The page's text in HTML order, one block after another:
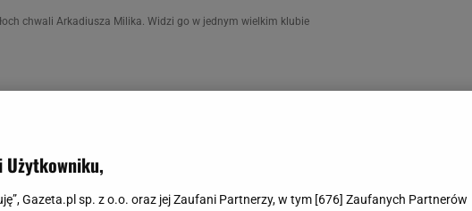
chwali Arkadiusza Milika. Widzi go w jednym wielkim klubie
Użytkowniku,
Gazeta.pl sp. z o.o. oraz jej Zaufani Partnerzy, w tym [676] Zaufanych Partnerów